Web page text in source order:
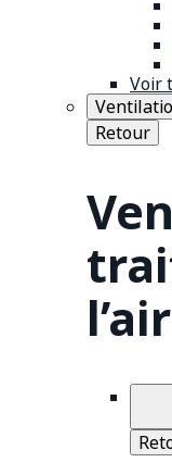
Voir
Retour
l’air